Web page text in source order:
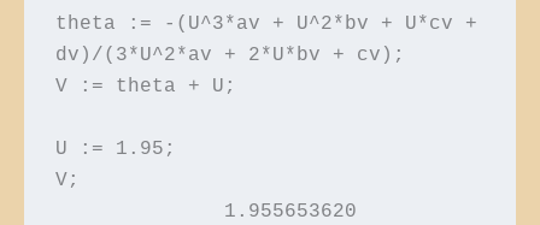
theta := -(U^3*av + U^2*bv + U*cv +
dv)/(3*U^2*av + 2*U*bv + cv);
V := theta + U;
U := 1.95;
V;
              1.955653620